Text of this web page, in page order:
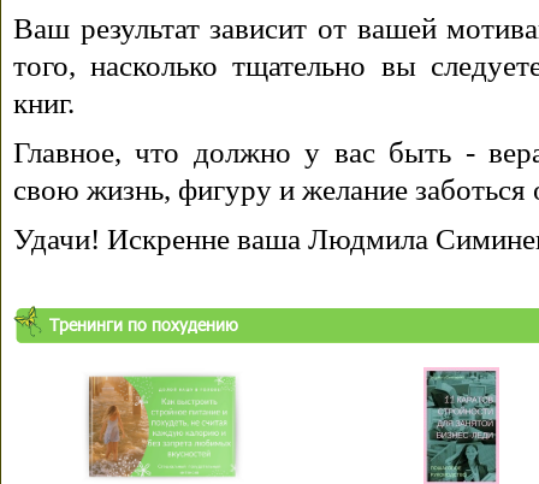
Ваш результат зависит от вашей
того, насколько тщательно вы
книг.
Главное, что должно у вас быть -
свою жизнь, фигуру и желание заботься
Удачи! Искренне ваша Людмила
Тренинги по похудению